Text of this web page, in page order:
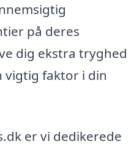
på deres
dig ekstra tryghed
vigtig faktor i din
er vi dedikerede